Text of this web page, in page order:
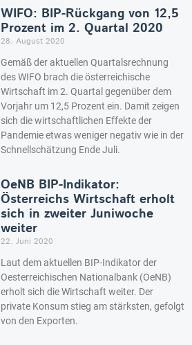
WIFO: BIP-Rückgang von 12,5
Prozent im 2. Quartal 2020
28. August 2020
Gemäß der aktuellen Quartalsrechnung
des WIFO brach die österreichische
Wirtschaft im 2. Quartal gegenüber dem
Vorjahr um 12,5 Prozent ein. Damit zeigen
sich die wirtschaftlichen Effekte der
Pandemie etwas weniger negativ wie in der
Schnellschätzung Ende Juli.
OeNB BIP-Indikator:
Österreichs Wirtschaft erholt
sich in zweiter Juniwoche
weiter
22. Juni 2020
Laut dem aktuellen BIP-Indikator der
Oesterreichischen Nationalbank (OeNB)
erholt sich die Wirtschaft weiter. Der
private Konsum stieg am stärksten, gefolgt
von den Exporten.